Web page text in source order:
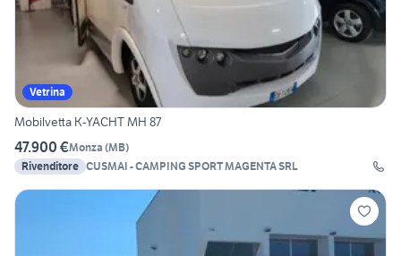
Vetrina
Mobilvetta K-YACHT MH 87
47.900 €Monza (MB)
Rivenditore CUSMAI - CAMPING SPORT MAGENTA SRL